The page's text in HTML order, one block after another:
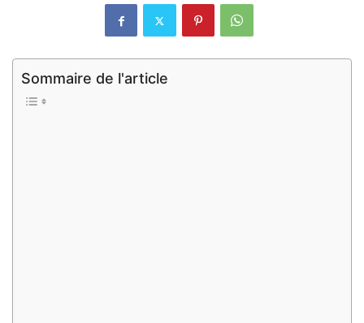
Sommaire de l'article